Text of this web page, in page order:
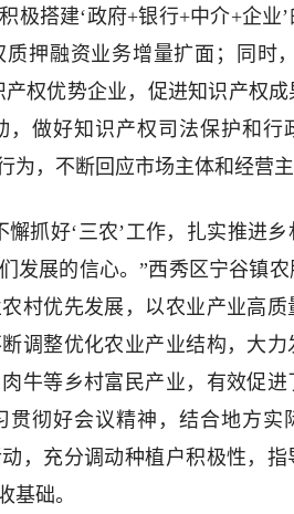
极搭建‘政府+银行+中介+企业
押融资业务增量扩面；同时
权优势企业，促进知识产权成
，做好知识产权司法保护和行
为，不断回应市场主体和经营
抓好‘三农’工作，扎实推进
发展的信心。”西秀区宁谷镇
村优先发展，以农业产业高质
调整优化农业产业结构，大
牛等乡村富民产业，有效促
贯彻好会议精神，结合地方实
，充分调动种植户积极性，
基础。